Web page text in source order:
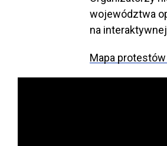
województwa
na
Mapa